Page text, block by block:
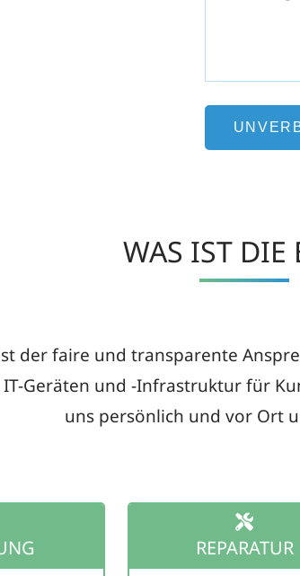
WAS IST DIE
ist der faire und transparente
IT-Geräten und -Infrastruktur für
uns persönlich und vor Ort
REPARATUR